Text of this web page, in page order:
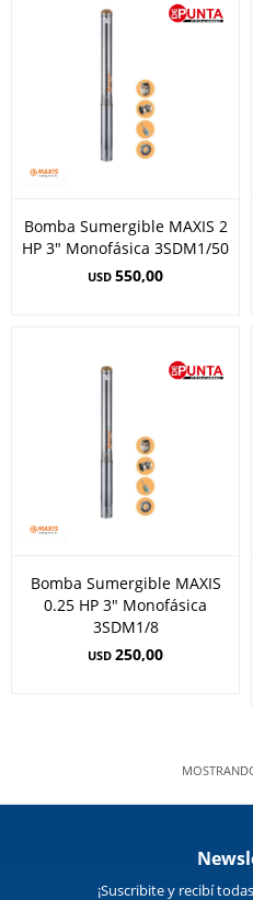
Bomba Sumergible MAXIS 2
HP 3" Monofásica 3SDM1/50
USD 550,00
Bomba Sumergible MAXIS
0.25 HP 3" Monofásica
3SDM1/8
USD 250,00
¡Suscribite y recibí